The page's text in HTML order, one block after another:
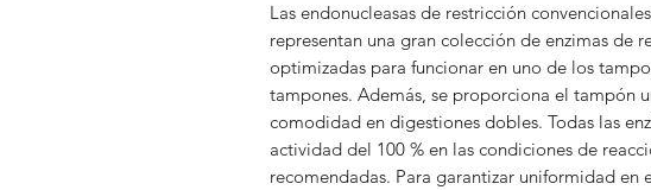
Las endonucleasas de restricción
representan una gran colección de enzimas de
optimizadas para funcionar en uno de los
tampones. Además, se proporciona el tampón
comodidad en digestiones dobles. Todas las
actividad del 100 % en las condiciones de
recomendadas. Para garantizar uniformidad en